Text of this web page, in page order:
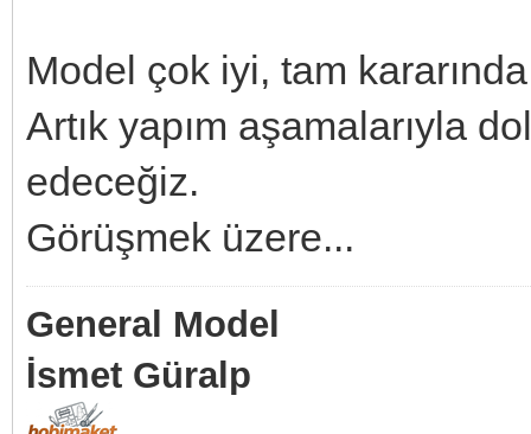
Model çok iyi, tam
Artık yapım aşamalarıyla
edeceğiz.
Görüşmek üzere...
General Model
İsmet Güralp